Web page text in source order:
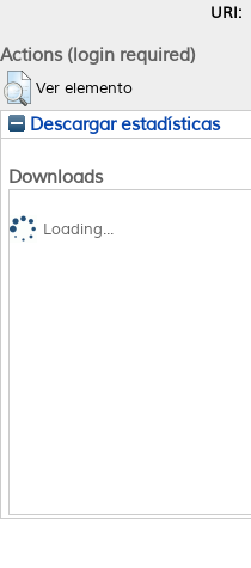
URI:
Actions (login required)
Ver elemento
Descargar estadísticas
Downloads
Loading...